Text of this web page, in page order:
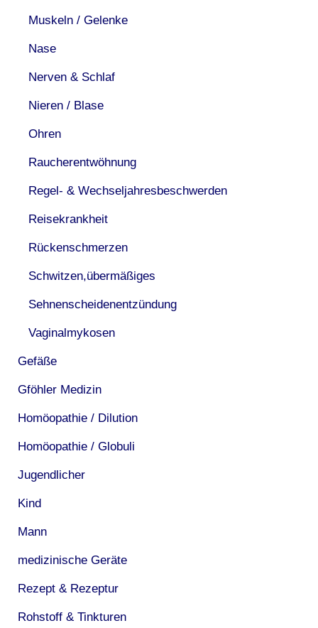
Muskeln / Gelenke
Nase
Nerven & Schlaf
Nieren / Blase
Ohren
Raucherentwöhnung
Regel- & Wechseljahresbeschwerden
Reisekrankheit
Rückenschmerzen
Schwitzen,übermäßiges
Sehnenscheidenentzündung
Vaginalmykosen
Gefäße
Gföhler Medizin
Homöopathie / Dilution
Homöopathie / Globuli
Jugendlicher
Kind
Mann
medizinische Geräte
Rezept & Rezeptur
Rohstoff & Tinkturen